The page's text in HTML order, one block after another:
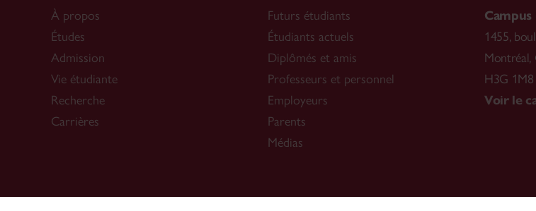
À propos
Études
Admission
Vie étudiante
Recherche
Carrières
Futurs étudiants
Étudiants actuels
Diplômés et amis
Professeurs et personnel
Employeurs
Parents
Médias
1455,
Montréal,
H3G 1M8
Voir le